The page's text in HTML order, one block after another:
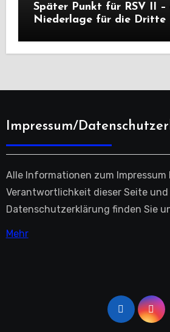
Später Punkt für RSV II –
Niederlage für die Dritte
Impressum/
Alle Informationen zum Impressum
Verantwortlichkeit dieser Seite und
Datenschutzerklärung finden Sie
Mehr